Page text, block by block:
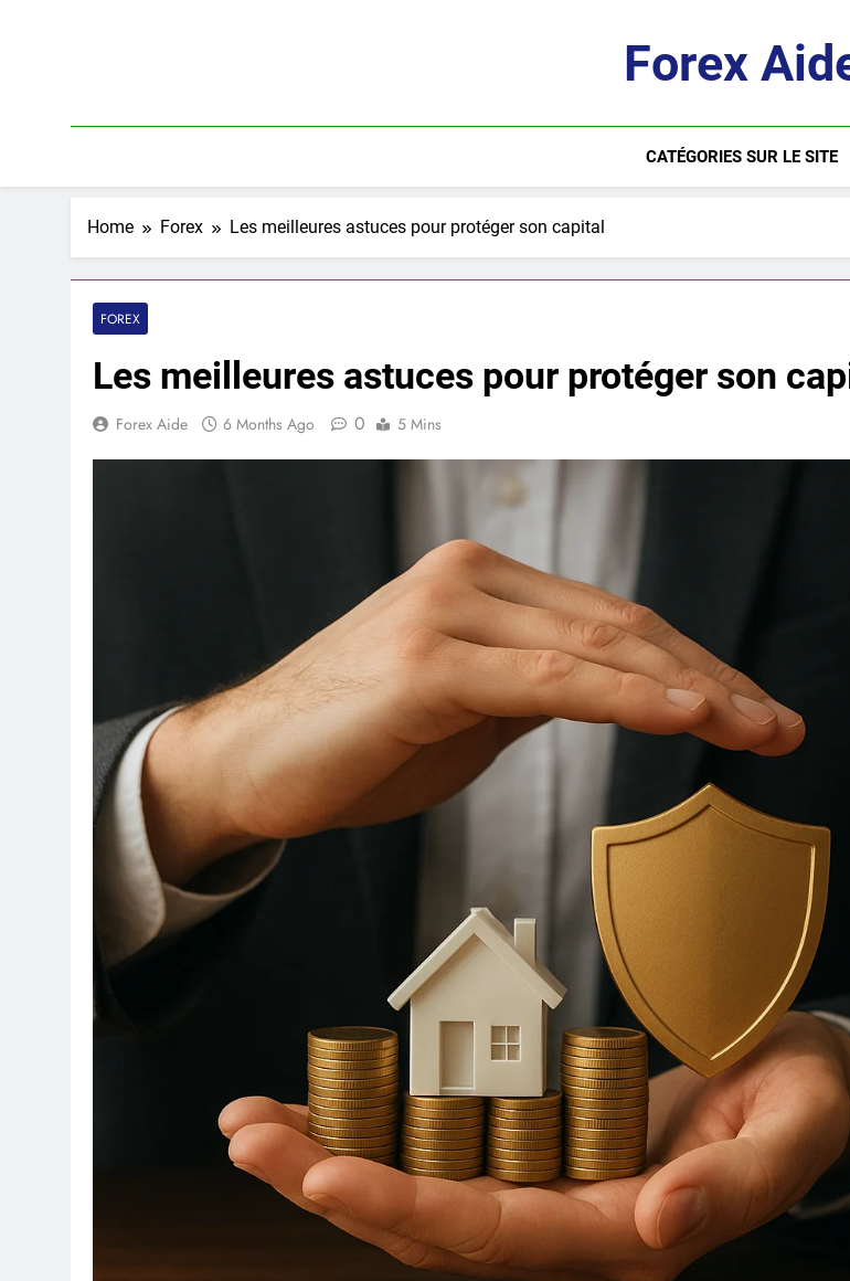
Forex
CATÉGORIES SUR LE SITE
Home Forex Les meilleures astuces pour protéger son capital
FOREX
Les meilleures astuces pour protéger son
Forex Aide 6 Months Ago 0 5 Mins